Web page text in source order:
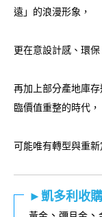
遠」的浪漫形象，
更在意設計感、環
再加上部分產地庫
臨價值重整的時代，
可能唯有轉型與重
►凱多利收